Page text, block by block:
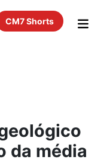
CM7 Shorts
da média